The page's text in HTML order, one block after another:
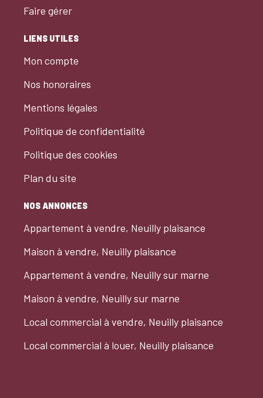
Faire gérer
LIENS UTILES
Mon compte
Nos honoraires
Mentions légales
Politique de confidentialité
Politique des cookies
Plan du site
NOS ANNONCES
Appartement à vendre, Neuilly plaisance
Maison à vendre, Neuilly plaisance
Appartement à vendre, Neuilly sur marne
Maison à vendre, Neuilly sur marne
Local commercial à vendre, Neuilly plaisance
Local commercial à louer, Neuilly plaisance